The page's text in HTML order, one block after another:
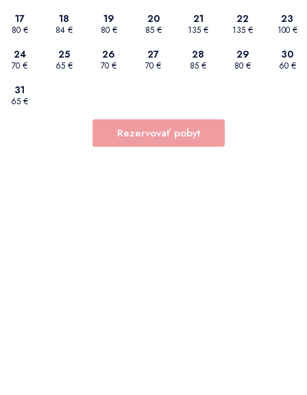
17
80 €
18
84 €
19
80 €
20
85 €
21
135 €
22
135 €
23
100 €
24
70 €
25
65 €
26
70 €
27
70 €
28
85 €
29
80 €
30
60 €
31
65 €
Rezervovať pobyt